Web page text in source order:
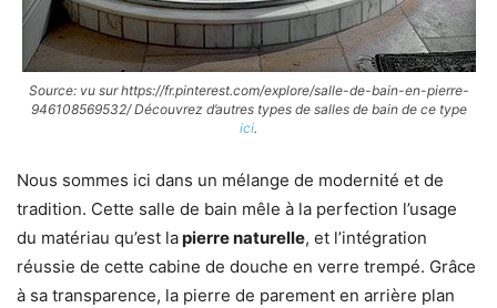
Source: vu sur https://fr.pinterest.com/explore/salle-de-bain-en-pierre-
946108569532/ Découvrez d’autres types de salles de bain de ce type
ici.
Nous sommes ici dans un mélange de modernité et de
tradition. Cette salle de bain mêle à la perfection l’usage
du matériau qu’est lapierre naturelle, et l’intégration
réussie de cette cabine de douche en verre trempé. Grâce
à sa transparence, la pierre de parement en arrière plan